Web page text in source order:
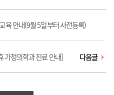
육 안내(9월 5일부터 사전등록)
가정의학과 진료 안내] 다음글